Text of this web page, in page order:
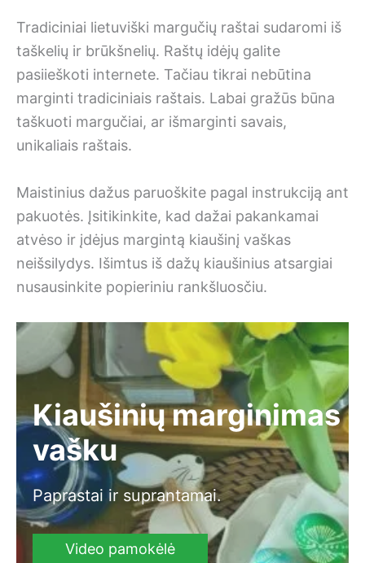
Tradiciniai lietuviški margučių raštai sudaromi iš
taškelių ir brūkšnelių. Raštų idėjų galite
pasiieškoti internete. Tačiau tikrai nebūtina
marginti tradiciniais raštais. Labai gražūs būna
taškuoti margučiai, ar išmarginti savais,
unikaliais raštais.
Maistinius dažus paruoškite pagal instrukciją ant
pakuotės. Įsitikinkite, kad dažai pakankamai
atvėso ir įdėjus margintą kiaušinį vaškas
neišsilydys. Išimtus iš dažų kiaušinius atsargiai
nusausinkite popieriniu rankšluosčiu.
Kiaušinių marginimas
vašku
Paprastai ir suprantamai.
Video pamokėlė